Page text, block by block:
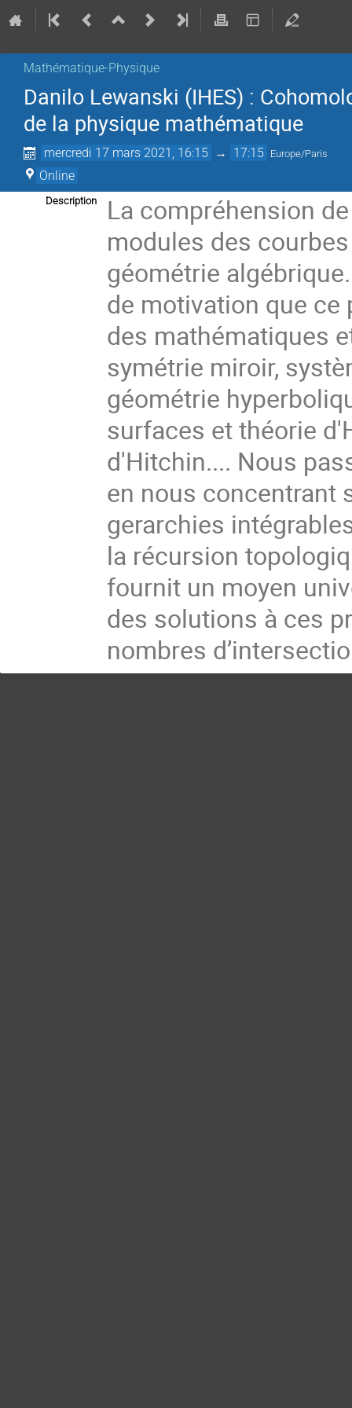
Mathématique-Physique
Danilo Lewanski (IHES) :
de la physique mathématique
mercredi 17 mars 2021, 16:15 → 17:15 Europe/Paris
Online
Description
La compréhension
modules des
géométrie
de motivation que ce
des mathématiques
symétrie miroir,
géométrie
surfaces et théorie
d'Hitchin.... Nous
en nous concentrant
gerarchies
la récursion
fournit un moyen
des solutions à ces
nombres